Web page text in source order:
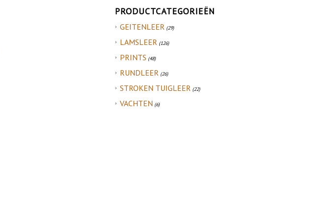
PRODUCTCATEGORIEËN
GEITENLEER (29)
LAMSLEER (126)
PRINTS (48)
RUNDLEER (26)
STROKEN TUIGLEER (22)
VACHTEN (6)